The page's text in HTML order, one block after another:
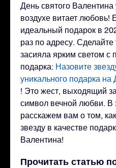
День святого
воздухе витает любовь!
идеальный подарок в
раз по адресу.
засияла ярким светом
подарка: Назовите
уникального подарка на
! Это жест, выходящий
символ вечной любви. В
расскажем вам о том,
звезду в качестве
Валентина!
Прочитать статью